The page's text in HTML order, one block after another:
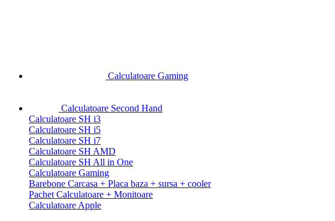
Calculatoare Gaming
Calculatoare Second Hand
Calculatoare SH i3
Calculatoare SH i5
Calculatoare SH i7
Calculatoare SH AMD
Calculatoare SH All in One
Calculatoare Gaming
Barebone Carcasa + Placa baza + sursa + cooler
Pachet Calculatoare + Monitoare
Calculatoare Apple